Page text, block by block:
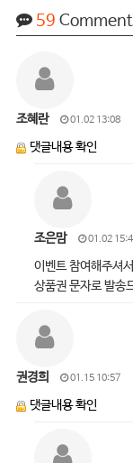
59
조혜란 01.02 13:08
댓글내용 확인
조은맘 01.02
이벤트 참여해주셔
상품권 문자로 발송
권경희 01.15 10:57
댓글내용 확인